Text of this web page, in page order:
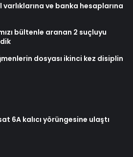
varlıklarına ve banka hesaplarına
bültenle aranan 2 suçluyu
dosyası ikinci kez disiplin
6A kalıcı yörüngesine ulaştı